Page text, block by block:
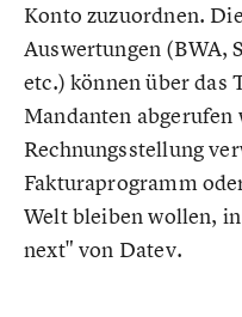
Konto zuzuordnen.
Auswertungen (BWA,
etc.) können über das
Mandanten abgerufen
Rechnungsstellung
Fakturaprogramm
Welt bleiben wollen,
next" von Datev.